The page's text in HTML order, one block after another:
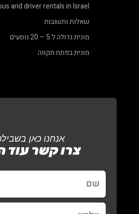
and driver rentals in Israel
שאלות ותשובות
מונית גדולה ל 5 – 20 נוסעים
מונית בפתח תקווה
אנחנו כאן
צרו קשר עוד
שם
טלפון